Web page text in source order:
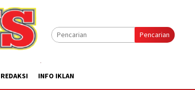
Pencarian
REDAKSI INFO IKLAN